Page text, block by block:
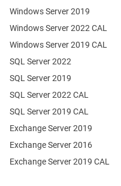
Windows Server 2019
Exchange Server 2019
Exchange Server 2016
SQL Server 2022
SQL Server 2019
Windows Server 2022 CAL
Windows Server 2019 CAL
SQL Server 2022 CAL
SQL Server 2019 CAL
Exchange Server 2019 CAL